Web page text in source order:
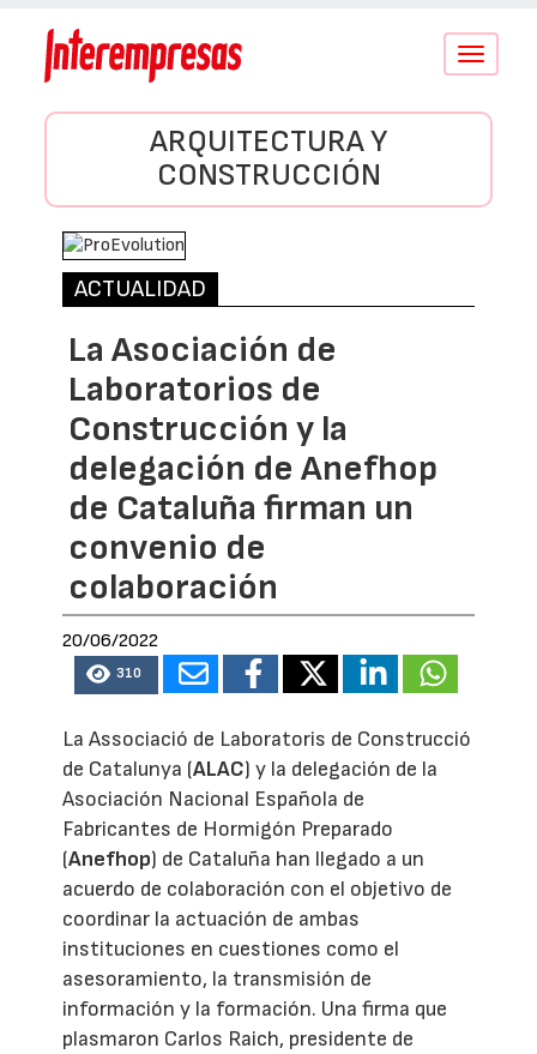
Conmutar
ARQUITECTURA Y
CONSTRUCCIÓN
ACTUALIDAD
La Asociación de
Laboratorios de
Construcción y la
delegación de Anefhop
de Cataluña firman un
convenio de
colaboración
20/06/2022
310
La Associació de Laboratoris de Construcció
de Catalunya (ALAC) y la delegación de la
Asociación Nacional Española de
Fabricantes de Hormigón Preparado
(Anefhop) de Cataluña han llegado a un
acuerdo de colaboración con el objetivo de
coordinar la actuación de ambas
instituciones en cuestiones como el
asesoramiento, la transmisión de
información y la formación. Una firma que
plasmaron Carlos Raich, presidente de